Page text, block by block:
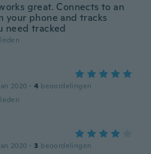
great. Connects to an
your phone and tracks
need tracked
2020 · 4 beoordelingen
2020 · 3 beoordelingen